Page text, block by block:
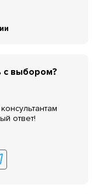
с выбором?
ответ!